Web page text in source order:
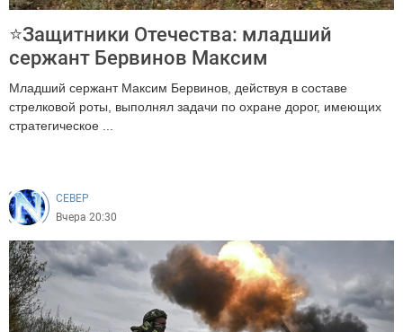
⭐Защитники Отечества: младший
сержант Бервинов Максим
Младший сержант Максим Бервинов, действуя в составе
стрелковой роты, выполнял задачи по охране дорог, имеющих
стратегическое ...
CEВЕР
Вчера 20:30